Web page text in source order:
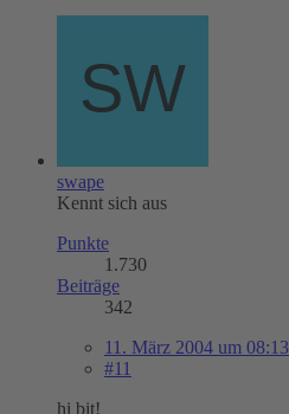
swape
Kennt sich aus
Punkte
1.730
Beiträge
342
11. März 2004 um 08:13
#11
hi bit!